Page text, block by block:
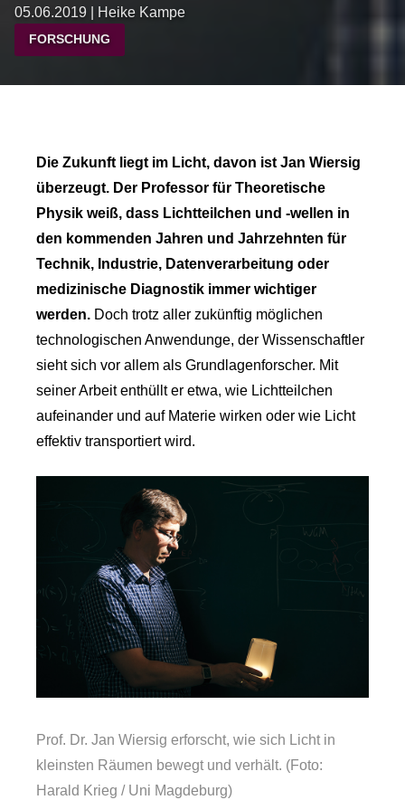
05.06.2019 | Heike Kampe
FORSCHUNG
Die Zukunft liegt im Licht, davon ist Jan Wiersig
überzeugt. Der Professor für Theoretische
Physik weiß, dass Lichtteilchen und -wellen in
den kommenden Jahren und Jahrzehnten für
Technik, Industrie, Datenverarbeitung oder
medizinische Diagnostik immer wichtiger
werden. Doch trotz aller zukünftig möglichen
technologischen Anwendunge, der Wissenschaftler
sieht sich vor allem als Grundlagenforscher. Mit
seiner Arbeit enthüllt er etwa, wie Lichtteilchen
aufeinander und auf Materie wirken oder wie Licht
effektiv transportiert wird.
Prof. Dr. Jan Wiersig erforscht, wie sich Licht in
kleinsten Räumen bewegt und verhält. (Foto:
Harald Krieg / Uni Magdeburg)